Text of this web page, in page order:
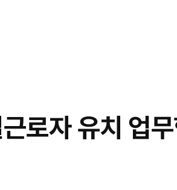
로자 유치 업